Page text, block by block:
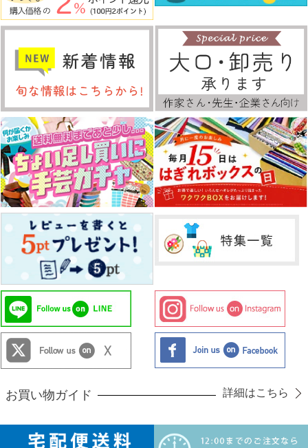
お買い物ガイド 詳細はこちら